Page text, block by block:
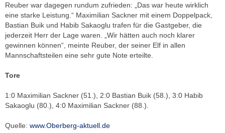
Reuber war dagegen rundum zufrieden: „Das war heute wirklich
eine starke Leistung.“ Maximilian Sackner mit einem Doppelpack,
Bastian Buik und Habib Sakaoglu trafen für die Gastgeber, die
jederzeit Herr der Lage waren. „Wir hätten auch noch klarer
gewinnen können“, meinte Reuber, der seiner Elf in allen
Mannschaftsteilen eine sehr gute Note erteilte.
Tore
1:0 Maximilian Sackner (51.), 2:0 Bastian Buik (58.), 3:0 Habib
Sakaoglu (80.), 4:0 Maximilian Sackner (88.).
Quelle: www.Oberberg-aktuell.de